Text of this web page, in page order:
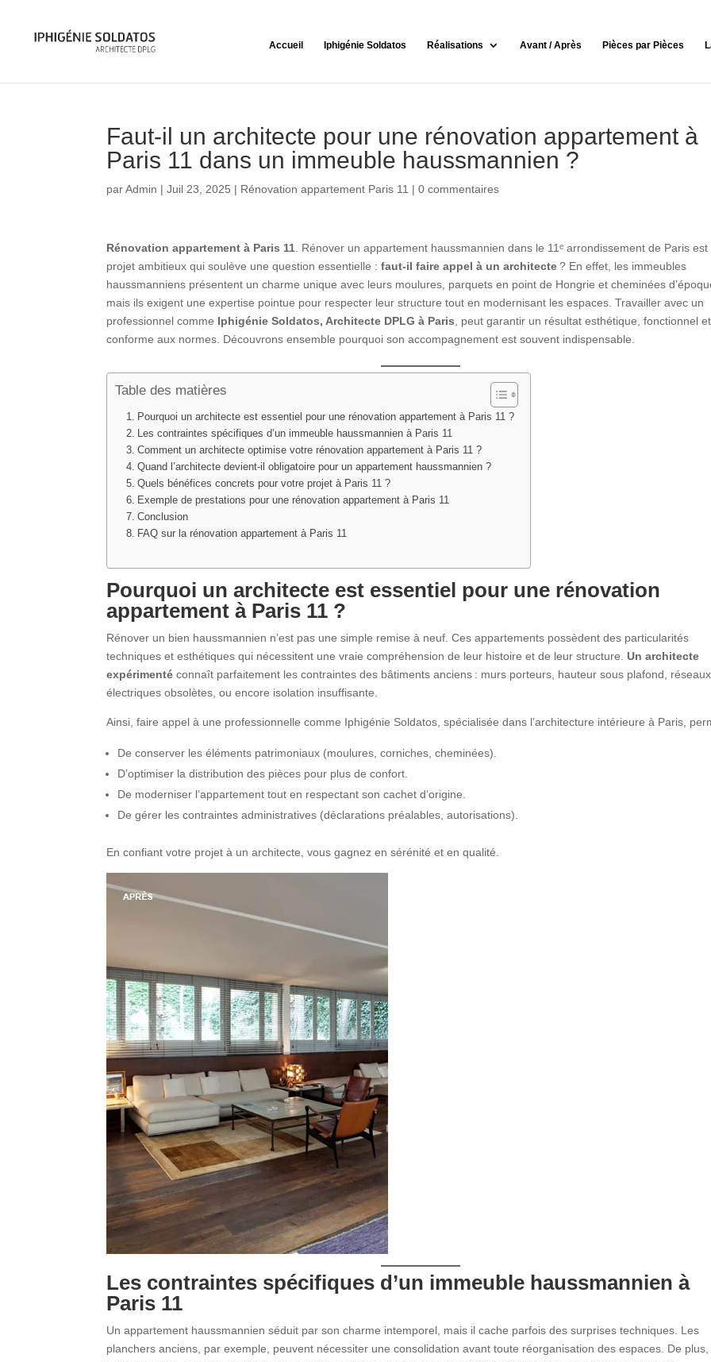
Accueil Iphigénie Soldatos Réalisations Avant / Après Pièces par Pièces
Faut-il un architecte pour une rénovation appartement à
Paris 11 dans un immeuble haussmannien ?
parAdmin |Juil 23, 2025 | Rénovation appartement Paris 11 |0 commentaires
Rénovation appartement à Paris 11 . Rénover un appartement haussmannien dans le 11ᵉ arrondissement de Paris est
projet ambitieux qui soulève une question essentielle :faut-il faire appel à un architecte? En effet, les immeubles
haussmanniens présentent un charme unique avec leurs moulures, parquets en point de Hongrie et cheminées
mais ils exigent une expertise pointue pour respecter leur structure tout en modernisant les espaces. Travailler avec un
professionnel comme Iphigénie Soldatos, Architecte DPLG à Paris , peut garantir un résultat esthétique, fonctionnel et
conforme aux normes. Découvrons ensemble pourquoi son accompagnement est souvent indispensable.
Table des matières
Pourquoi un architecte est essentiel pour une rénovation appartement à Paris 11 ?
Les contraintes spécifiques d’un immeuble haussmannien à Paris 11
Comment un architecte optimise votre rénovation appartement à Paris 11 ?
Quand l’architecte devient-il obligatoire pour un appartement haussmannien ?
Quels bénéfices concrets pour votre projet à Paris 11 ?
Exemple de prestations pour une rénovation appartement à Paris 11
Conclusion
FAQ sur la rénovation appartement à Paris 11
Pourquoi un architecte est essentiel pour une rénovation
appartement à Paris 11 ?
Rénover un bien haussmannien n’est pas une simple remise à neuf. Ces appartements possèdent des particularités
techniques et esthétiques qui nécessitent une vraie compréhension de leur histoire et de leur structure.Un architecte
expérimenté connaît parfaitement les contraintes des bâtiments anciens : murs porteurs, hauteur sous plafond, réseaux
électriques obsolètes, ou encore isolation insuffisante.
Ainsi, faire appel à une professionnelle comme Iphigénie Soldatos, spécialisée dans l’architecture intérieure à Paris,
De conserver les éléments patrimoniaux (moulures, corniches, cheminées).
D’optimiser la distribution des pièces pour plus de confort.
De moderniser l’appartement tout en respectant son cachet d’origine.
De gérer les contraintes administratives (déclarations préalables, autorisations).
En confiant votre projet à un architecte, vous gagnez en sérénité et en qualité.
Les contraintes spécifiques d’un immeuble haussmannien à
Paris 11
Un appartement haussmannien séduit par son charme intemporel, mais il cache parfois des surprises techniques. Les
planchers anciens, par exemple, peuvent nécessiter une consolidation avant toute réorganisation des espaces. De plus,